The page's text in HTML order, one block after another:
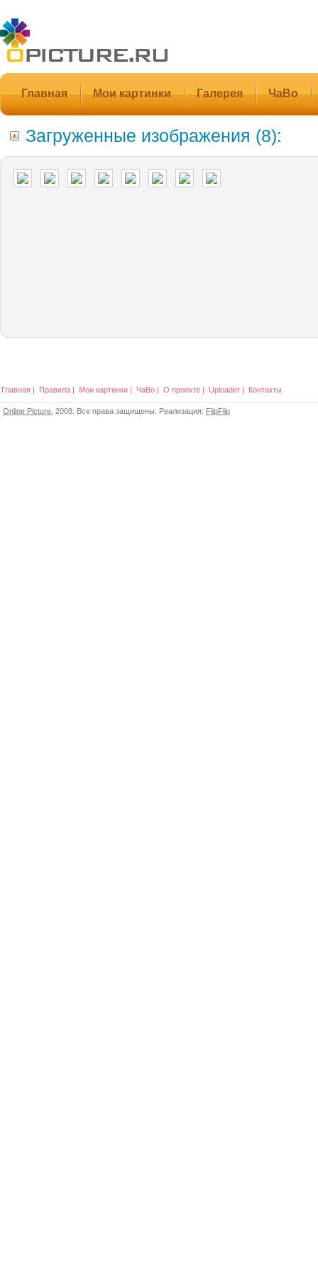
Главная Мои картинки Галерея ЧаВо
Загруженные изображения (8):
Главная | Правила | Мои картинки | ЧаВо | О проекте | Uploader | Контакты
Online Picture , 2008. Все права защищены. Реализация: FlipFlip